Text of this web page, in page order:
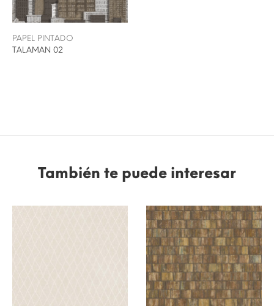
PAPEL PINTADO
TALAMAN 02
También te puede interesar